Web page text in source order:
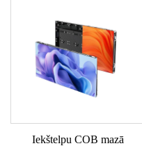
Iekštelpu COB mazā